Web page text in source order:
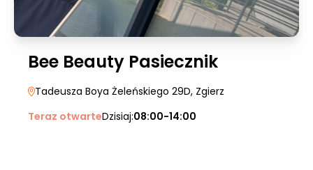
Bee Beauty Pasiecznik
Tadeusza Boya Żeleńskiego 29D, Zgierz
Teraz otwarteDzisiaj:08:00-14:00